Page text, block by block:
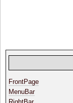
FrontPage
MenuBar